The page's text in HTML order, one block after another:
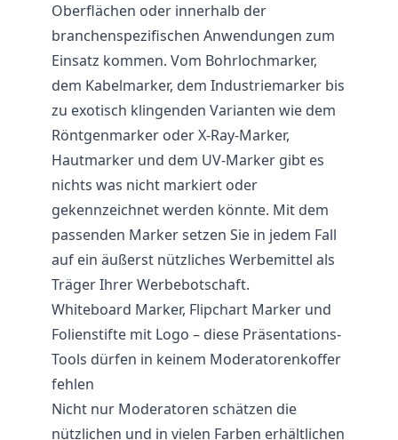
Oberflächen oder innerhalb der
branchenspezifischen Anwendungen zum
Einsatz kommen. Vom Bohrlochmarker,
dem Kabelmarker, dem Industriemarker bis
zu exotisch klingenden Varianten wie dem
Röntgenmarker oder X-Ray-Marker,
Hautmarker und dem UV-Marker gibt es
nichts was nicht markiert oder
gekennzeichnet werden könnte. Mit dem
passenden Marker setzen Sie in jedem Fall
auf ein äußerst nützliches Werbemittel als
Träger Ihrer Werbebotschaft.
Whiteboard Marker, Flipchart Marker und
Folienstifte mit Logo – diese Präsentations-
Tools dürfen in keinem Moderatorenkoffer
fehlen
Nicht nur Moderatoren schätzen die
nützlichen und in vielen Farben erhältlichen